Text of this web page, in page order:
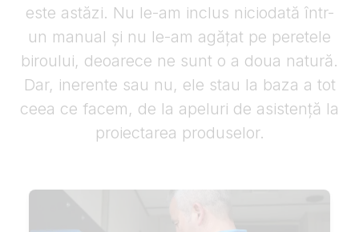
este astăzi. Nu le-am inclus niciodată într-
un manual și nu le-am agățat pe peretele
biroului, deoarece ne sunt o a doua natură.
Dar, inerente sau nu, ele stau la baza a tot
ceea ce facem, de la apeluri de asistență la
proiectarea produselor.